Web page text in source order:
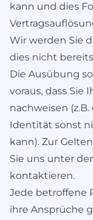
kann und dies
Wir werden Sie
dies nicht
Die Ausübung
voraus, dass
nachweisen
Identität sonst
kann). Zur
Sie uns unter
kontaktieren.
Jede betroffene
ihre Ansprüche